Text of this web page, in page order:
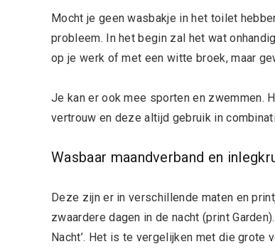
Mocht je geen wasbakje in het toilet
probleem. In het begin zal het wat
op je werk of met een witte broek, maar
Je kan er ook mee sporten en zwemmen.
vertrouw en deze altijd gebruik in
Wasbaar maandverband en
Deze zijn er in verschillende maten en
zwaardere dagen in de nacht (print
Nacht’. Het is te vergelijken met die grote